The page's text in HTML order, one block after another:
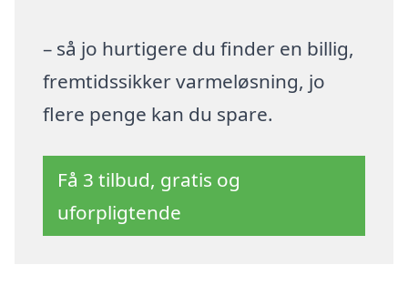
– så jo hurtigere du finder en billig,
fremtidssikker varmeløsning, jo
flere penge kan du spare.
Få 3 tilbud, gratis og
uforpligtende